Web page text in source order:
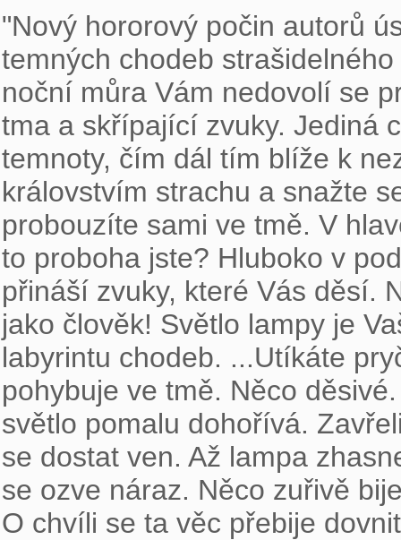
"Nový hororový počin autorů
temných chodeb
noční můra Vám nedovolí se
tma a skřípající zvuky. Jediná
temnoty, čím dál tím blíže k
královstvím strachu a snažte
probouzíte sami ve tmě. V
to proboha jste? Hluboko v
přináší zvuky, které Vás děsí.
jako člověk! Světlo lampy je
labyrintu chodeb. ...Utíkáte
pohybuje ve tmě. Něco
světlo pomalu dohořívá.
se dostat ven. Až lampa
se ozve náraz. Něco zuřivě
O chvíli se ta věc přebije